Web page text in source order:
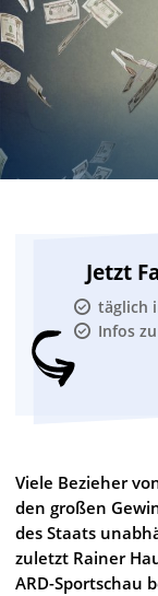
Jetzt
täglich
Infos
Viele Bezieher
den großen
des Staats
zuletzt Rainer
ARD-Sportschau